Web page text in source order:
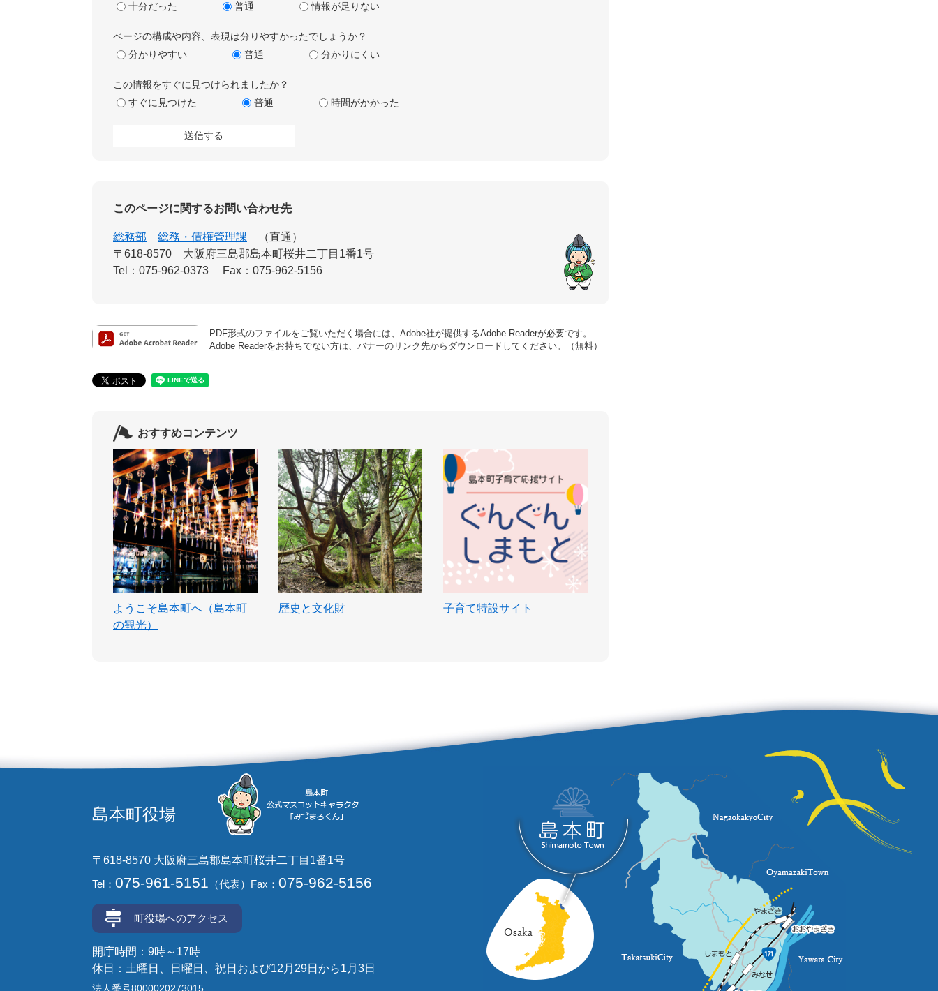
十分だった
普通 情報が足りない
ページの構成や内容、表現は分りやすかったでしょうか？
分かりやすい
普通 分かりにくい
この情報をすぐに見つけられましたか？
すぐに見つけた
普通 時間がかかった
このページに関するお問い合わせ先
総務部 総務・債権管理課
直通
〒618-8570
大阪府三島郡島本町桜井二丁目1番1号
Tel：075-962-0373
Fax：075-962-5156
PDF形式のファイルをご覧いただく場合には、Adobe社が提供するAdobe Readerが必要です。
Adobe Readerをお持ちでない方は、バナーのリンク先からダウンロードしてください。（無料）
おすすめコンテンツ
ようこそ島本町へ（島本町
の観光）
歴史と文化財 子育て特設サイト
島本町役場
〒618-8570 大阪府三島郡島本町桜井二丁目1番1号
Tel： 075-961-5151 （代表） Fax： 075-962-5156
町役場へのアクセス
開庁時間：9時～17時
休日：土曜日、日曜日、祝日および12月29日から1月3日
法人番号8000020273015